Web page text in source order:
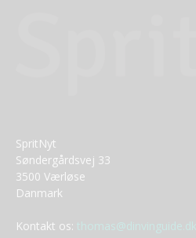
SpritNyt
Søndergårdsvej 33
3500 Værløse
Danmark
Kontakt os: